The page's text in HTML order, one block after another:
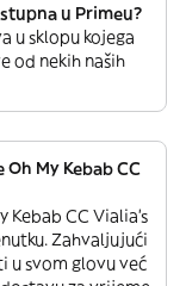
u Primeu?
u sklopu kojega
od nekih naših
My Kebab CC
CC Vialia’s
Zahvaljujući
u svom glovu već